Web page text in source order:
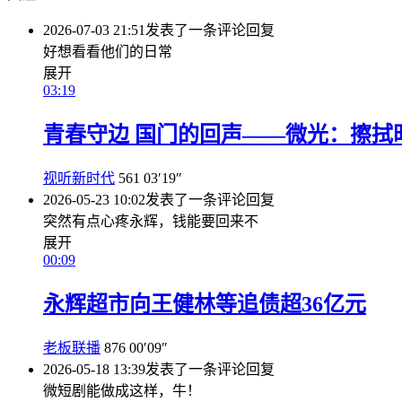
2026-07-03 21:51 发表了一条评论回复
好想看看他们的日常
展开
03:19
青春守边 国门的回声——微光：擦拭
视听新时代 561 03′19″
2026-05-23 10:02发表了一条评论回复
突然有点心疼永辉，钱能要回来不
展开
00:09
永辉超市向王健林等追债超36亿元
老板联播 876 00′09″
2026-05-18 13:39发表了一条评论回复
微短剧能做成这样，牛！